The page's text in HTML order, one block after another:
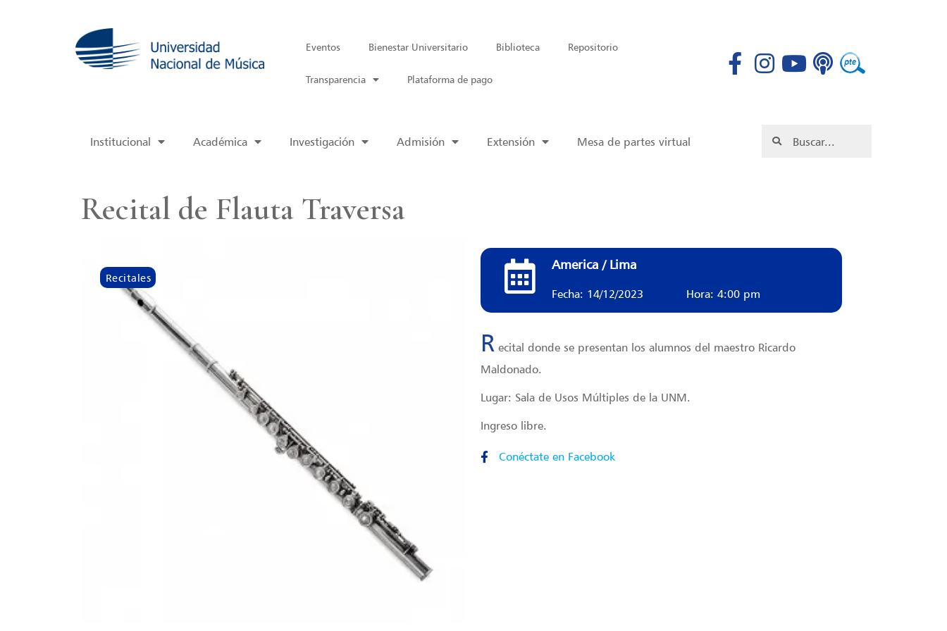
Eventos Bienestar Universitario Biblioteca Repositorio
Transparencia Plataforma de pago
Institucional Académica Investigación Admisión Extensión Mesa de partes virtual
Recital de Flauta Traversa
Recitales
America / Lima
Fecha: 14/12/2023 Hora: 4:00 pm
R ecital donde se presentan los alumnos del maestro Ricardo
Maldonado.
Lugar: Sala de Usos Múltiples de la UNM.
Ingreso libre.
Conéctate en Facebook